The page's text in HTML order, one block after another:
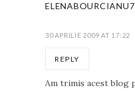
30 APRILIE 2009 AT 17:22
REPLY
Am trimis acest blog